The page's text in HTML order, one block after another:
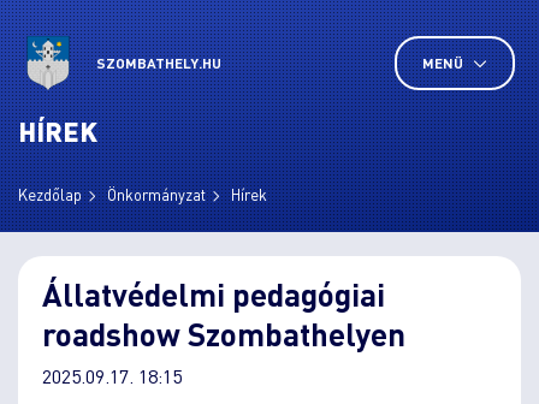
SZOMBATHELY.HU MENÜ
HÍREK
Kezdőlap Önkormányzat Hírek
Állatvédelmi pedagógiai
roadshow Szombathelyen
2025.09.17. 18:15